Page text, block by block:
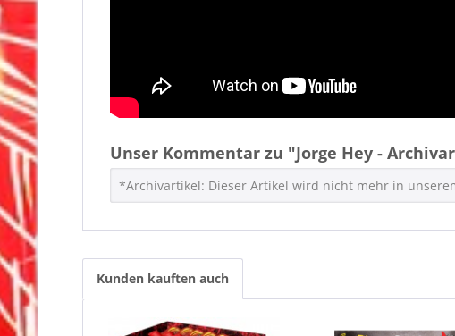
Unser Kommentar zu "Jorge Hey -
*Archivartikel: Dieser Artikel wird nicht mehr in
Kunden kauften auch